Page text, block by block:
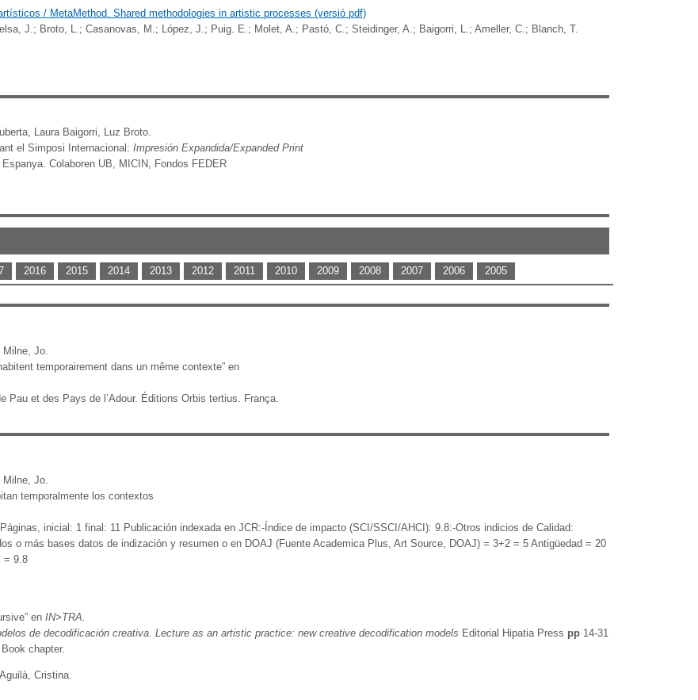
/ MetaMethod. Shared methodologies in artistic processes (versió pdf)
J.; Broto, L.; Casanovas, M.; López, J.; Puig. E.; Molet, A.; Pastó, C.; Steidinger, A.; Baigorri, L.; Ameller, C.; Blanch, T.
Laura Baigorri, Luz Broto.
el Simposi Internacional: Impresión Expandida/Expanded Print
Colaboren UB, MICIN, Fondos FEDER
2016 2015 2014 2013 2012 2011 2010 2009 2008 2007 2006 2005
Milne, Jo.
temporairement dans un même contexte” en
Pau et des Pays de l’Adour. Éditions Orbis tertius. França.
Milne, Jo.
temporalmente los contextos
inicial: 1 final: 11 Publicación indexada en JCR:-Índice de impacto (SCI/SSCI/AHCI): 9.8:-Otros indicios de Calidad:
o más bases datos de indización y resumen o en DOAJ (Fuente Academica Plus, Art Source, DOAJ) = 3+2 = 5 Antigüedad = 20
= 9.8
en IN>TRA.
de decodificación creativa. Lecture as an artistic practice: new creative decodification models Editorial Hipatia Press pp 14-31
Book chapter.
Cristina.